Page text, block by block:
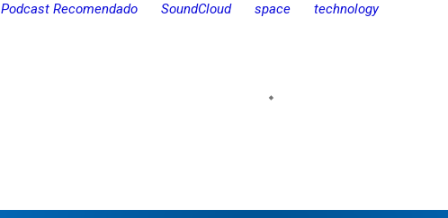
Podcast Recomendado SoundCloud space technology